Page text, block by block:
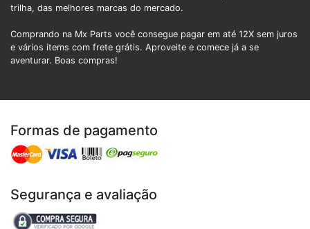
trilha, das melhores marcas do mercado.
Comprando na Mx Parts você consegue pagar em até 12X sem juros
e vários items com frete grátis. Aproveite e comece já a se
aventurar. Boas compras!
Formas de pagamento
Segurança e avaliação